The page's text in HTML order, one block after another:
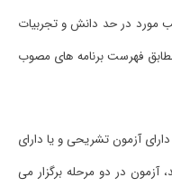
در ﺣﺪ داﻧﺶ و ﺗﺠﺮﺑﻴﺎت
ﻓﻬﺮﺳﺖ ﺑﺮﻧﺎﻣﻪ ﻫﺎی ﻣﺼﻮب
آزﻣﻮن ﺗﺸﺮیحی و ﻳﺎ دارای
در دو ﻣﺮﺣﻠﻪ ﺑﺮﮔﺰار می